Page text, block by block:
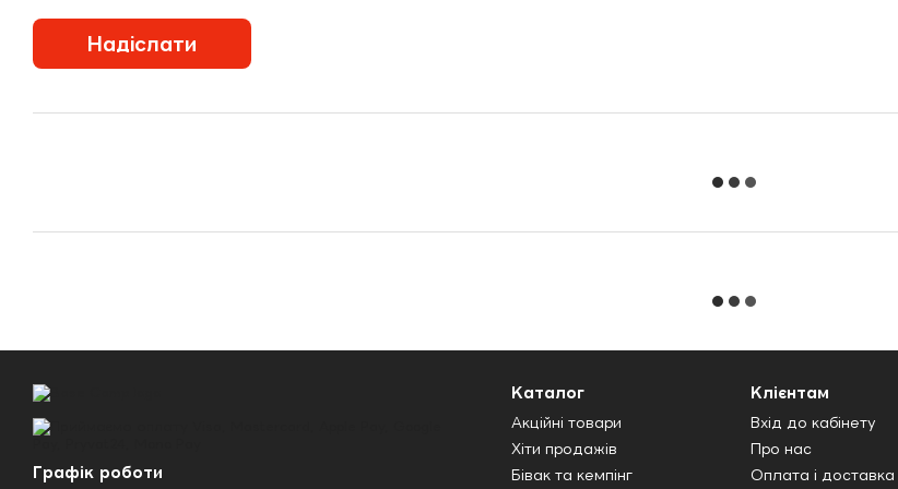
Надіслати
Графік роботи
Каталог
Акційні товари
Хіти продажів
Бівак та кемпінг
Клієнтам
Вхід до кабінету
Про нас
Оплата і доставка